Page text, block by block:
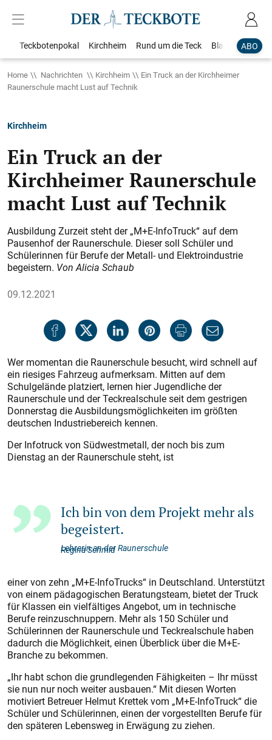
ABO
Teckbotenpokal Kirchheim Rund um die Teck Blaulicht
Home Nachrichten Kirchheim
Ein Truck an der Kirchheimer
Raunerschule macht Lust auf Technik
Kirchheim
Ein Truck an der
Kirchheimer Raunerschule
macht Lust auf Technik
Ausbildung Zurzeit steht der „M+E-InfoTruck“ auf dem
Pausenhof der Raunerschule. Dieser soll Schüler und
Schülerinnen für Berufe der Metall- und Elektroindustrie
begeistern. Von Alicia Schaub
09.12.2021
Wer momentan die Raunerschule besucht, wird schnell auf
ein riesiges Fahrzeug aufmerksam. Mitten auf dem
Schulgelände platziert, lernen hier Jugendliche der
Raunerschule und der Teckrealschule seit dem gestrigen
Donnerstag die Ausbildungsmöglichkeiten im größten
deutschen Industriebereich kennen.
Der Infotruck von Südwestmetall, der noch bis zum
Dienstag an der Raunerschule steht, ist
Ich bin von dem Projekt mehr als
begeistert.
Regina Schmid
Lehrerin an der Raunerschule
einer von zehn „M+E-InfoTrucks“ in Deutschland. Unterstützt
von einem pädagogischen Beratungsteam, bietet der Truck
für Klassen ein vielfältiges Angebot, um in technische
Berufe reinzuschnuppern. Mehr als 150 Schüler und
Schülerinnen der Raunerschule und Teckrealschule haben
dadurch die Möglichkeit, einen Überblick über die M+E-
Branche zu bekommen.
„Ihr habt schon die grundlegenden Fähigkeiten – Ihr müsst
sie nun nur noch weiter ausbauen.“ Mit diesen Worten
motiviert Betreuer Helmut Krettek vom „M+E-InfoTruck“ die
Schüler und Schülerinnen, einen der vorgestellten Berufe für
den späteren Lebensweg in Erwägung zu ziehen.